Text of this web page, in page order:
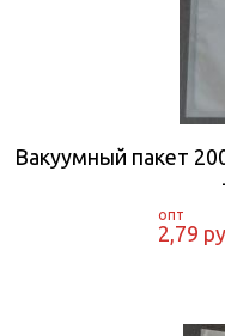
Вакуумный пакет
2,79